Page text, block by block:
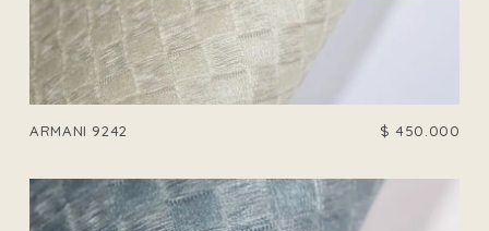
ARMANI 9242 $ 450.000